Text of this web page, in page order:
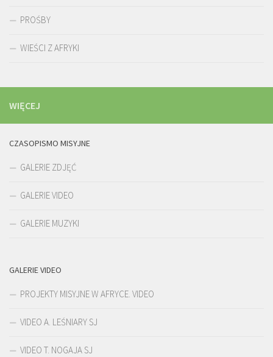
PROŚBY
WIEŚCI Z AFRYKI
WIĘCEJ
CZASOPISMO MISYJNE
GALERIE ZDJĘĆ
GALERIE VIDEO
GALERIE MUZYKI
GALERIE VIDEO
PROJEKTY MISYJNE W AFRYCE. VIDEO
VIDEO A. LEŚNIARY SJ
VIDEO T. NOGAJA SJ